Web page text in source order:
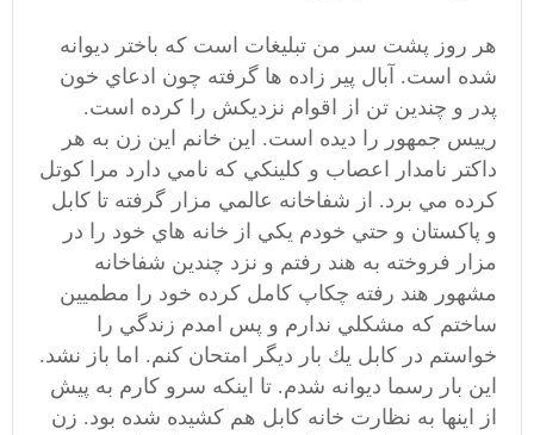
هر روز پشت سر من تبليغات است كه باختر ديوانه
شده است. آبال پير زاده ها گرفته چون ادعاي خون
پدر و چندين تن از اقوام نزديكش را كرده است.
رييس جمهور را ديده است. اين خانم اين زن به هر
داكتر نامدار اعصاب و كلينكي كه نامي دارد مرا كوتل
كرده مي برد. از شفاخانه عالمي مزار گرفته تا كابل
و پاكستان و حتي خودم يكي از خانه هاي خود را در
مزار فروخته به هند رفتم و نزد چندين شفاخانه
مشهور هند رفته چكاپ كامل كرده خود را مطميين
ساختم كه مشكلي ندارم و پس امدم زندگي را
خواستم در كابل يك بار ديگر امتحان كنم. اما باز نشد.
اين بار رسما ديوانه شدم. تا اينكه سرو كارم به پيش
از اينها به نظارت خانه كابل هم كشيده شده بود. زن